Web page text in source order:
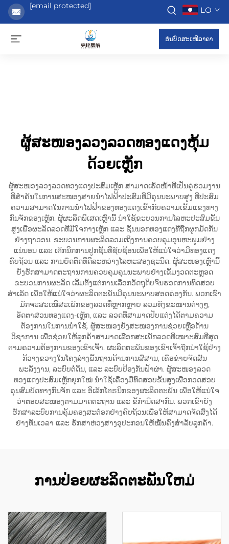
[email protected] LO
ຮับບົດສະເໜີລາຄາ
ຜູ້ສະໜອງລວງລວດທອງແດງຫຸ້ມ
ດ້ວຍເຫຼັກ
ຜູ້ສະໜອງລວງລວດທອງແດງປະສົມເຫຼັກ ສາມາດເຮັດໜ້າທີ່ເປັນຄູ່ຮ່ວມງານ
ທີ່ສຳຄັນໃນການສະໜອງສາຍນຳໄຟຟ້າປະສົມທີ່ມີຄຸນນະພາບສູງ ທີ່ປະສົມ
ຄວາມສາມາດໃນການນຳໄຟຟ້າຂອງທອງແດງເຂົ້າກັບຄວາມເຂັ້ມແຂງທາງ
ກົນຈັກຂອງເຫຼັກ. ຜູ້ຜະລິດພິເສດເຫຼົ່ານີ້ ນຳໃຊ້ຂະບວນການໂລຫະປະສົມຂັ້ນ
ສູງເພື່ອຜະລິດລວດທີ່ມີໃຈກາງເຫຼັກ ແລະ ຊັ້ນນອກທອງແດງທີ່ຖືກຜູກມັດກັນ
ຢ່າງຖາວອນ. ຂະບວນການຜະລິດລວມເຖິງການຄວບຄຸມອຸນຫະພູມຢ່າງ
ແນ່ນອນ ແລະ ເຕັກນິກການປູກຊັ້ນທີ່ຊັບຊ້ອນເພື່ອໃຫ້ແນ່ໃຈວ່າມີທອງແດງ
ຄົບຖ້ວນ ແລະ ການຍຶດຕິດທີ່ດີລະຫວ່າງໂລຫະສອງຊະນິດ. ຜູ້ສະໜອງເຫຼົ່ານີ້
ຍັງຮັກສາມາດຕະຖານການຄວບຄຸມຄຸນນະພາບຢ່າງເຂັ້ມງວດຕະຫຼອດ
ຂະບວນການຜະລິດ ເລີ່ມຕັ້ງແຕ່ການເລືອກວັດຖຸດິບຈົນຮອດການທົດສອບ
ສຳເລັດ ເພື່ອໃຫ້ແນ່ໃຈວ່າຜະລິດຕະພັນມີຄຸນນະພາບສອດຄ່ອງກັນ. ພວກເຂົາ
ມັກຈະສະເໜີສະເພັກຂອງລວດທີ່ຫຼາກຫຼາຍ ລວມທັງຂະໜານຕ່າງໆ,
ອັດຕາສ່ວນທອງແດງ-ເຫຼັກ, ແລະ ລວດທີ່ສາມາດປັບແຕ່ງໄດ້ຕາມຄວາມ
ຕ້ອງການໃນການນຳໃຊ້. ຜູ້ສະໜອງຍັງສະໜອງການຊ່ວຍເຫຼືອດ້ານ
ວິຊາການ ເພື່ອຊ່ວຍໃຫ້ລູກຄ້າສາມາດເລືອກສະເພັກລວດທີ່ເໝາະສົມທີ່ສຸດ
ຕາມຄວາມຕ້ອງການຂອງເຂົາເຈົ້າ. ຜະລິດຕະພັນຂອງເຂົາເຈົ້າຖືກນຳໃຊ້ຢ່າງ
ກ້ວາງຂວາງໃນໂຄງລ່າງພື້ນຖານດ້ານການສື່ສານ, ເຄືອຂ່າຍຈັດສັນ
ພະລັງງານ, ລະບົບຕໍ່ດິນ, ແລະ ລະບົບປ້ອງກັນຟ້າຜ່າ. ຜູ້ສະໜອງລວດ
ທອງແດງປະສົມເຫຼັກຍຸກໃໝ່ ນຳໃຊ້ເຄື່ອງມືທົດສອບຂັ້ນສູງເພື່ອກວດສອບ
ຄຸນສົມບັດທາງກົນຈັກ ແລະ ອິເລັກໂຕຣນິກຂອງຜະລິດຕະພັນ ເພື່ອໃຫ້ແນ່ໃຈ
ວ່າຕອບສະໜອງຕາມມາດຕະຖານ ແລະ ຂໍ້ກຳນົດສາກົນ. ພວກເຂົາຍັງ
ຮັກສາລະບົບການຄຸ້ມຄອງສະຕ໋ອກຢ່າງຄົບຖ້ວນເພື່ອໃຫ້ສາມາດຈັດສົ່ງໄດ້
ຢ່າງທັນເວລາ ແລະ ຮັກສາຫ່ວງສາງອຸປະກອນໃຫ້ໝັ້ນຄົງສຳລັບລູກຄ້າ.
ການປ່ອຍຜະລິດຕະພັນໃຫມ່